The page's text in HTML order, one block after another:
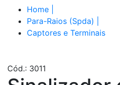
Home
Para-Raios (Spda)
Captores e Terminais
Cód.: 3011